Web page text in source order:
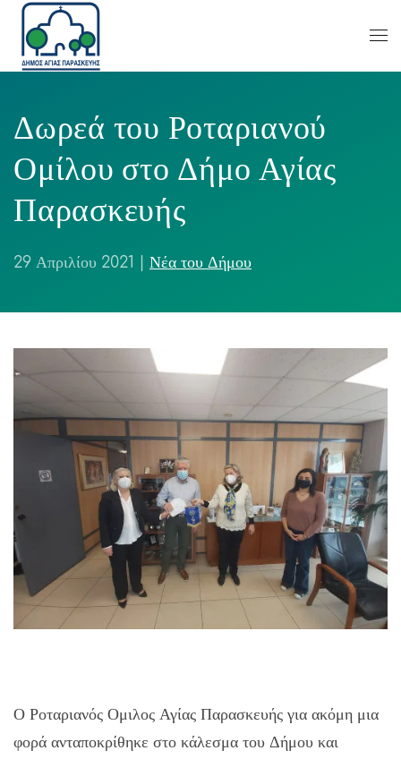
Δωρεά του Ροταριανού
Ομίλου στο Δήμο Αγίας
Παρασκευής
29 Απριλίου 2021 Νέα του Δήμου
Ο Ροταριανός Ομιλος Αγίας Παρασκευής για ακόμη μια
φορά ανταποκρίθηκε στο κάλεσμα του Δήμου και